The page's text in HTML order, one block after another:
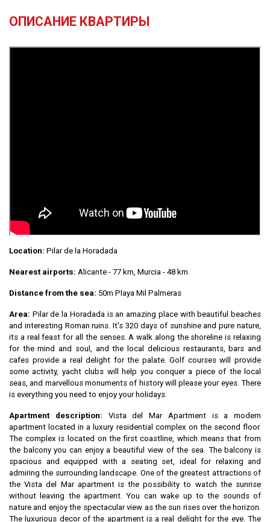
ОПИСАНИЕ КВАРТИРЫ
Location: Pilar de la Horadada
Nearest airports: Alicante - 77 km, Murcia - 48 km.
Distance from the sea: 50m Playa Mil Palmeras
Area: Pilar de la Horadada is an amazing place with beautiful beaches
and interesting Roman ruins. It's 320 days of sunshine and pure nature,
its a real feast for all the senses. A walk along the shoreline is relaxing
for the mind and soul, and the local delicious restaurants, bars and
cafes provide a real delight for the palate. Golf courses will provide
some activity, yacht clubs will help you conquer a piece of the local
seas, and marvellous monuments of history will please your eyes. There
is everything you need to enjoy your holidays.
Apartment description: Vista del Mar Apartment is a modern
apartment located in a luxury residential complex on the second floor.
The complex is located on the first coastline, which means that from
the balcony you can enjoy a beautiful view of the sea. The balcony is
spacious and equipped with a seating set, ideal for relaxing and
admiring the surrounding landscape. One of the greatest attractions of
the Vista del Mar apartment is the possibility to watch the sunrise
without leaving the apartment. You can wake up to the sounds of
nature and enjoy the spectacular view as the sun rises over the horizon.
The luxurious decor of the apartment is a real delight for the eye. The